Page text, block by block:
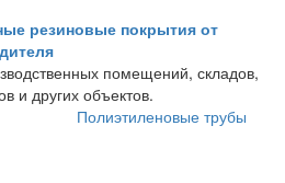
резиновые покрытия от
помещений, складов,
и других объектов.